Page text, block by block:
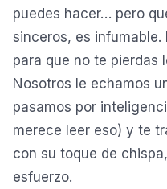
puedes hacer… pero
sinceros, es infumable.
para que no te pierdas
Nosotros le echamos
pasamos por
merece leer eso) y te
con su toque de
esfuerzo.